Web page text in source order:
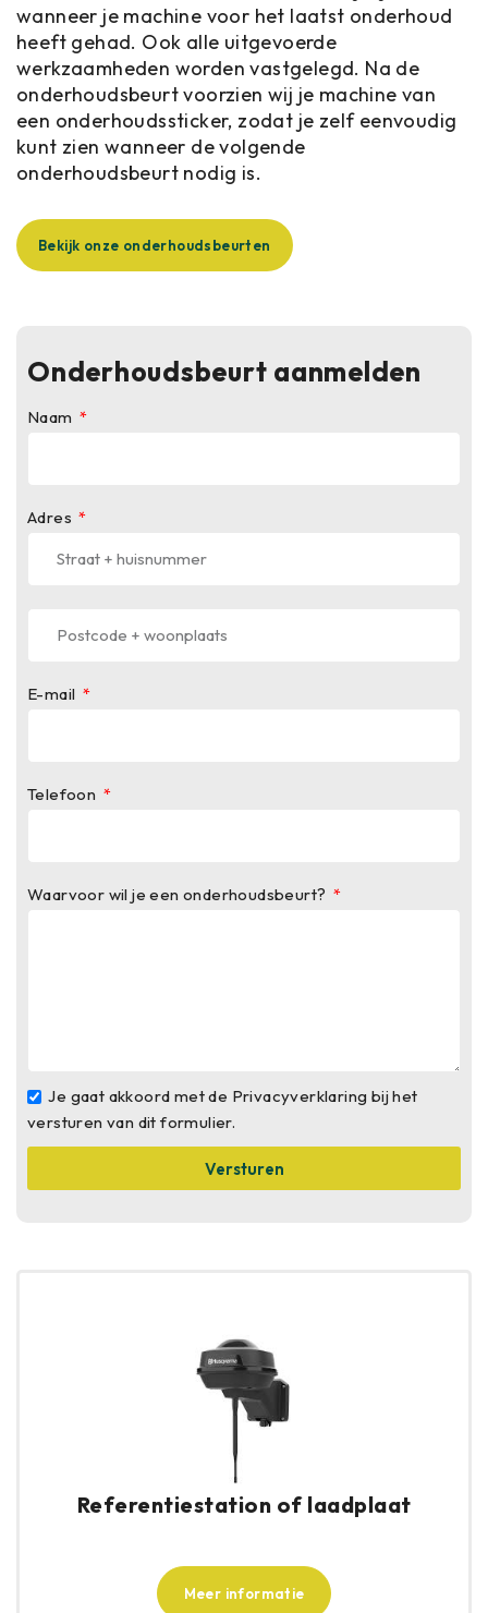
wanneer je machine voor het laatst onderhoud
heeft gehad. Ook alle uitgevoerde
werkzaamheden worden vastgelegd. Na de
onderhoudsbeurt voorzien wij je machine van
een onderhoudssticker, zodat je zelf eenvoudig
kunt zien wanneer de volgende
onderhoudsbeurt nodig is.
Bekijk onze onderhoudsbeurten
Onderhoudsbeurt aanmelden
Naam
Adres
E-mail
Telefoon
Waarvoor wil je een onderhoudsbeurt?
Je gaat akkoord met de Privacyverklaring bij het
versturen van dit formulier.
Versturen
Referentiestation of laadplaat
Meer informatie